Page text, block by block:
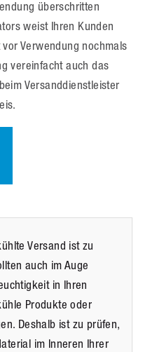
überschritten
weist Ihren Kunden
Verwendung nochmals
vereinfacht auch das
Versanddienstleister
Versand ist zu
auch im Auge
in Ihren
Produkte oder
Deshalb ist zu prüfen,
im Inneren Ihrer